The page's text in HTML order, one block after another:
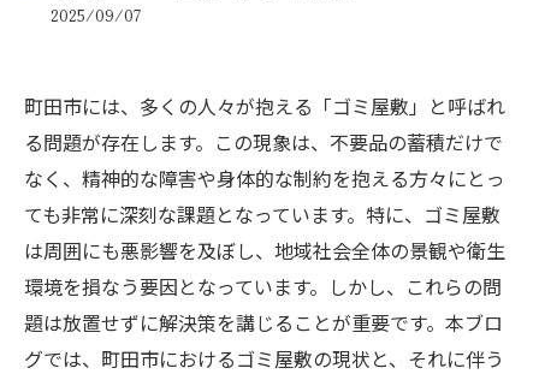
2025/09/07
町田市には、多くの人々が抱える「ゴミ屋敷」と呼ばれ
る問題が存在します。この現象は、不要品の蓄積だけで
なく、精神的な障害や身体的な制約を抱える方々にとっ
ても非常に深刻な課題となっています。特に、ゴミ屋敷
は周囲にも悪影響を及ぼし、地域社会全体の景観や衛生
環境を損なう要因となっています。しかし、これらの問
題は放置せずに解決策を講じることが重要です。本ブロ
グでは、町田市におけるゴミ屋敷の現状と、それに伴う